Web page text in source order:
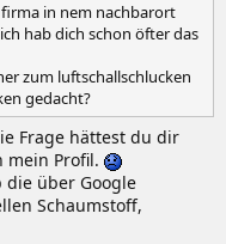
in nem nachbarort
hab dich schon öfter das
zum luftschallschlucken
gedacht?
Frage hättest du dir
mein Profil.
die über Google
Schaumstoff,